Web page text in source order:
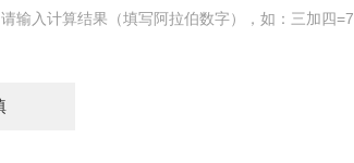
请输入计算结果（填写阿拉伯数字），如：三加四=7